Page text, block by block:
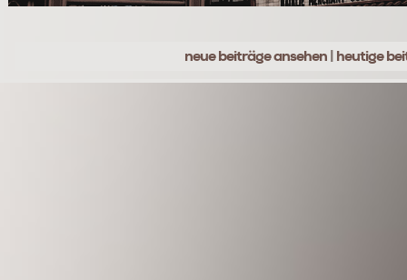
neue beiträge ansehen|heutige